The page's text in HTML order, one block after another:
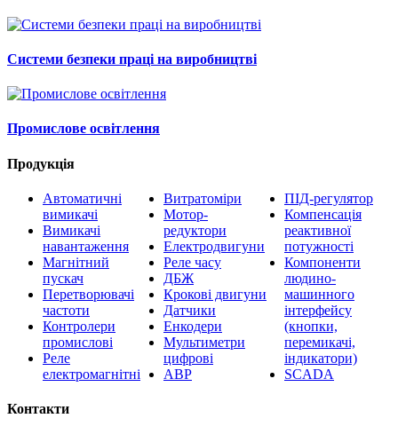
Системи безпеки праці на виробництві
Промислове освітлення
Продукція
Автоматичні
вимикачі
Вимикачі
навантаження
Магнітний
пускач
Перетворювачі
частоти
Контролери
промислові
Реле
електромагнітні
Витратоміри
Мотор-
редуктори
Електродвигуни
Реле часу
ДБЖ
Крокові двигуни
Датчики
Енкодери
Мультиметри
цифрові
АВР
ПІД-регулятор
Компенсація
реактивної
потужності
Компоненти
людино-
машинного
інтерфейсу
(кнопки,
перемикачі,
індикатори)
SCADA
Контакти